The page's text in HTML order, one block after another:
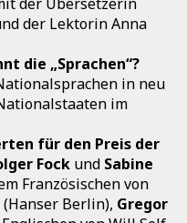
der Lektorin Anna
die „Sprachen“?
in neu
im
für den Preis der
Fock und Sabine
Französischen von
(Hanser Berlin), Gregor